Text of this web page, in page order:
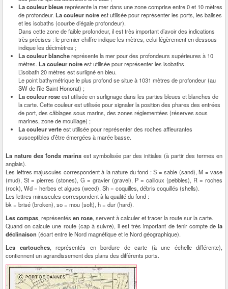
La couleur bleuereprésente la mer dans une zone comprise entre 0 et 10 mètres
de profondeur. La couleur noireest utilisée pour représenter les ports, les balises
et les isobaths (courbe d’égale profondeur).
Dans cette zone de faible profondeur, il est très important d’avoir des indications
très précises : le premier chiffre indique les mètres, celui légèrement en dessous
indique les décimètres ;
La couleur blanchereprésente la mer pour des profondeurs supérieures à 10
mètres. La couleur noireest utilisée pour représenter les isobaths.
L’isobath 20 mètres est surligné en bleu.
Le point bathymétrique le plus profond se situe à 1031 mètres de profondeur (au
SW de l’île Saint Honorat) ;
La couleur roseest utilisée en surlignage dans les parties bleues et blanches de
la carte. Cette couleur est utilisée pour signaler la position des phares des entrées
de port, des câblages sous marins, des zones réglementées (réserves sous
marines, zone de mouillage) ;
La couleur verteest utilisée pour représenter des roches affleurantes
susceptibles d’être émergées à marée basse.
La nature des fonds marins est symbolisée par des initiales (à partir des termes en
anglais).
Les lettres majuscules correspondent à la nature du fond : S = sable (sand), M = vase
(mud), St = pierres (stones), G = gravier (gravel), P = cailloux (pebbles), R = roches
(rock), Wd = herbes et algues (weed), Sh = coquilles, débris coquillés (shells).
Les lettres minuscules correspondent à la qualité du fond :
bk = brisé (broken), so = mou (soft), h = dur (hard).
Les compas, représentés en rose, servent à calculer et tracer la route sur la carte.
Quand on calcule une route (cap à suivre), il est très important de tenir compte de la
déclinaison (écart entre le Nord magnétique et le Nord géographique).
Les cartouches, représentés en bordure de carte (à une échelle différente),
contiennent un agrandissement des plans des différents ports.